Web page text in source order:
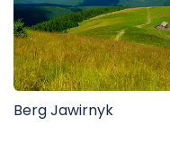
Berg Jawirnyk